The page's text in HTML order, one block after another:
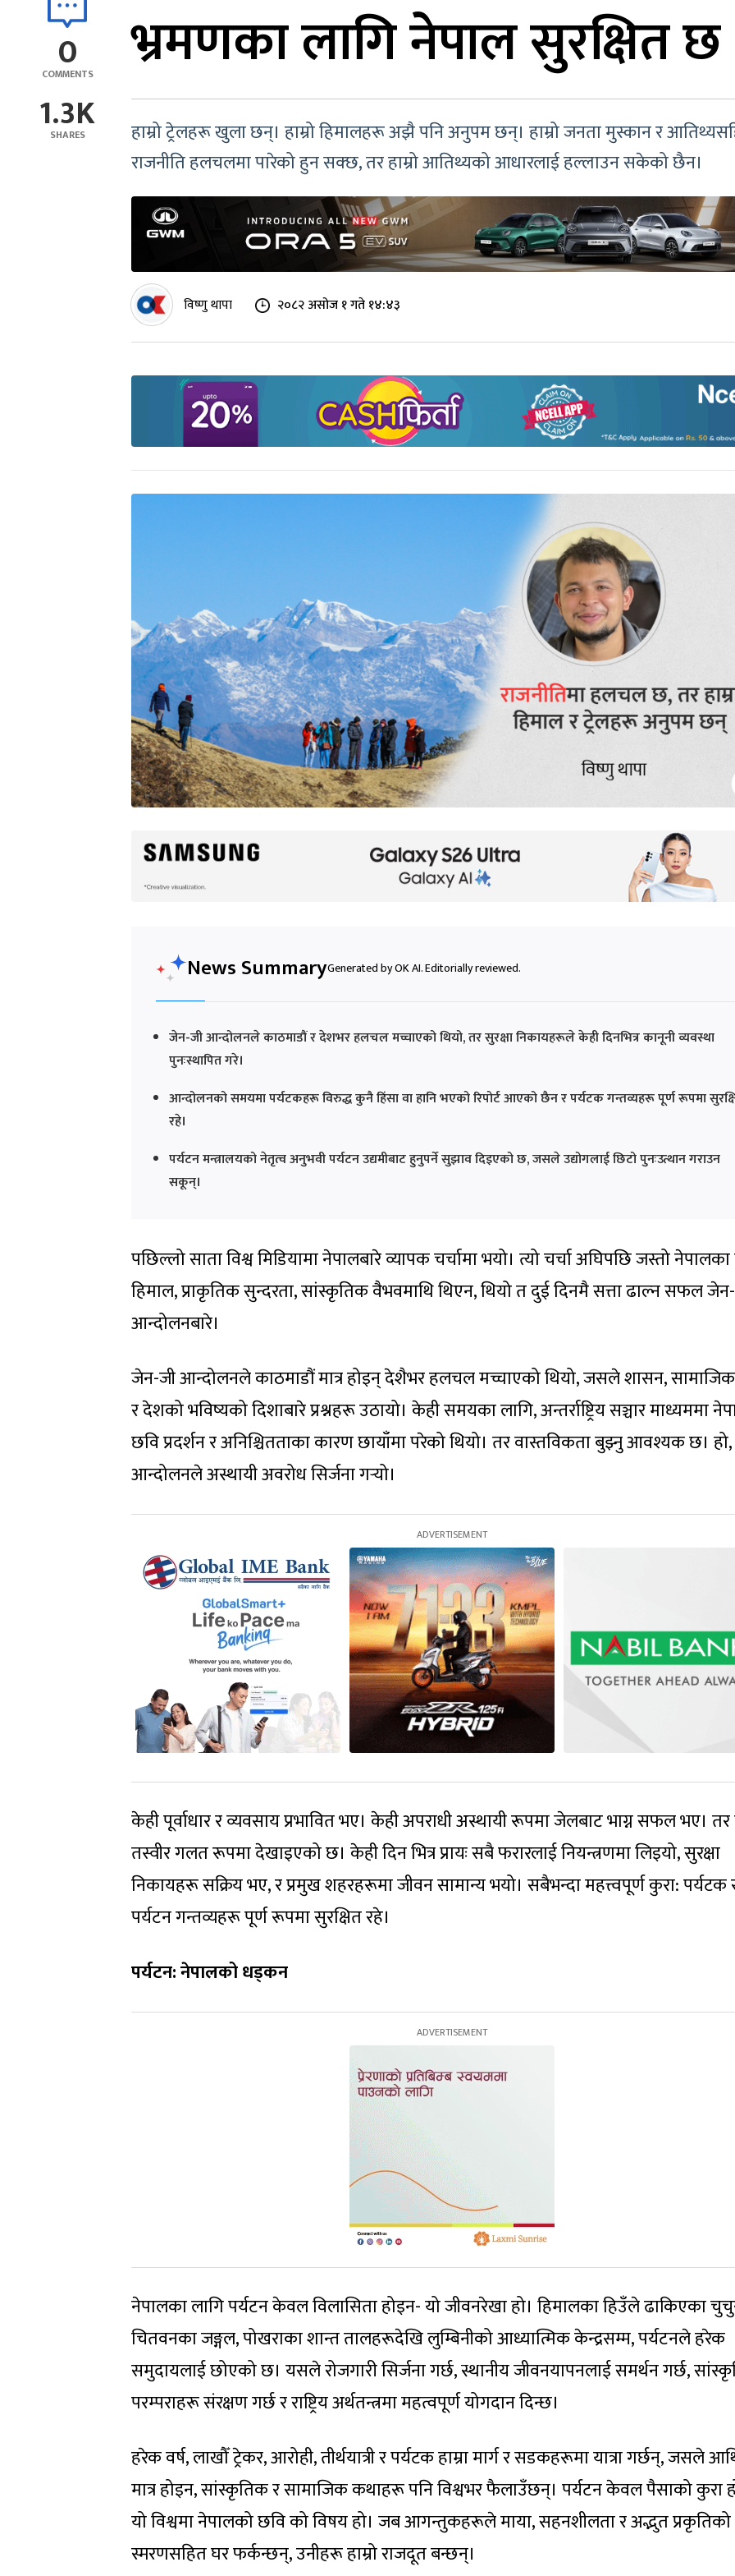
0
COMMENTS
1.3K
SHARES
भ्रमणका लागि नेपाल सुरक्षित छ
हाम्रो ट्रेलहरू खुला छन्। हाम्रो हिमालहरू अझै पनि अनुपम छन्। हाम्रो जनता मुस्कान र
राजनीति हलचलमा पारेको हुन सक्छ, तर हाम्रो आतिथ्यको आधारलाई हल्लाउन सकेको छैन।
विष्णु थापा २०८२ असोज १ गते १४:४३
News SummaryGenerated by OK AI. Editorially reviewed.
जेन-जी आन्दोलनले काठमाडौं र देशभर हलचल मच्चाएको थियो, तर सुरक्षा निकायहरूले केही दिनभित्र कानूनी व्यवस्था
पुनःस्थापित गरे।
आन्दोलनको समयमा पर्यटकहरू विरुद्ध कुनै हिंसा वा हानि भएको रिपोर्ट आएको छैन र पर्यटक गन्तव्यहरू पूर्ण रूपमा
रहे।
पर्यटन मन्त्रालयको नेतृत्व अनुभवी पर्यटन उद्यमीबाट हुनुपर्ने सुझाव दिइएको छ, जसले उद्योगलाई छिटो पुनःउत्थान गराउन
सकून्।
पछिल्लो साता विश्व मिडियामा नेपालबारे व्यापक चर्चामा भयो। त्यो चर्चा अघिपछि जस्तो नेपालका
हिमाल, प्राकृतिक सुन्दरता, सांस्कृतिक वैभवमाथि थिएन, थियो त दुई दिनमै सत्ता ढाल्न सफल
आन्दोलनबारे।
जेन-जी आन्दोलनले काठमाडौं मात्र होइन् देशैभर हलचल मच्चाएको थियो, जसले शासन,
र देशको भविष्यको दिशाबारे प्रश्नहरू उठायो। केही समयका लागि, अन्तर्राष्ट्रिय सञ्चार माध्यममा
छवि प्रदर्शन र अनिश्चितताका कारण छायाँमा परेको थियो। तर वास्तविकता बुझ्नु आवश्यक छ। हो,
आन्दोलनले अस्थायी अवरोध सिर्जना गर्‍यो।
केही पूर्वाधार र व्यवसाय प्रभावित भए। केही अपराधी अस्थायी रूपमा जेलबाट भाग्न सफल भए।
तस्वीर गलत रूपमा देखाइएको छ। केही दिन भित्र प्रायः सबै फरारलाई नियन्त्रणमा लिइयो, सुरक्षा
निकायहरू सक्रिय भए, र प्रमुख शहरहरूमा जीवन सामान्य भयो। सबैभन्दा महत्त्वपूर्ण कुरा: पर्यटक
पर्यटन गन्तव्यहरू पूर्ण रूपमा सुरक्षित रहे।
पर्यटन: नेपालको धड्कन
नेपालका लागि पर्यटन केवल विलासिता होइन- यो जीवनरेखा हो। हिमालका हिउँले ढाकिएका
चितवनका जङ्गल, पोखराका शान्त तालहरूदेखि लुम्बिनीको आध्यात्मिक केन्द्रसम्म, पर्यटनले हरेक
समुदायलाई छोएको छ। यसले रोजगारी सिर्जना गर्छ, स्थानीय जीवनयापनलाई समर्थन गर्छ,
परम्पराहरू संरक्षण गर्छ र राष्ट्रिय अर्थतन्त्रमा महत्वपूर्ण योगदान दिन्छ।
हरेक वर्ष, लाखौँ ट्रेकर, आरोही, तीर्थयात्री र पर्यटक हाम्रा मार्ग र सडकहरूमा यात्रा गर्छन्, जसले
मात्र होइन, सांस्कृतिक र सामाजिक कथाहरू पनि विश्वभर फैलाउँछन्। पर्यटन केवल पैसाको कुरा
यो विश्वमा नेपालको छवि को विषय हो। जब आगन्तुकहरूले माया, सहनशीलता र अद्भुत प्रकृतिको
स्मरणसहित घर फर्कन्छन्, उनीहरू हाम्रो राजदूत बन्छन्।